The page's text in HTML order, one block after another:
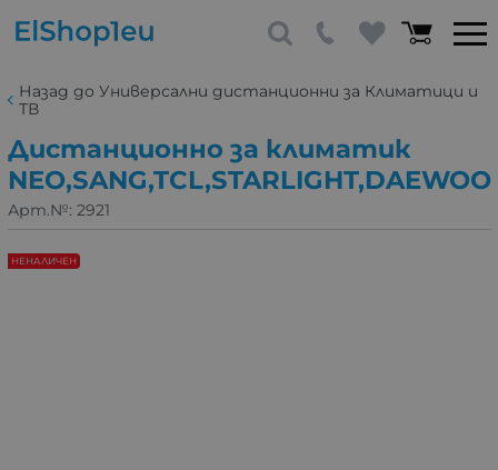
Назад до Универсални дистанционни за Климатици и
ТВ
Дистанционно за климатик
NEO,SANG,TCL,STARLIGHT,DAEWOO
Арт.№: 2921
НЕНАЛИЧЕН